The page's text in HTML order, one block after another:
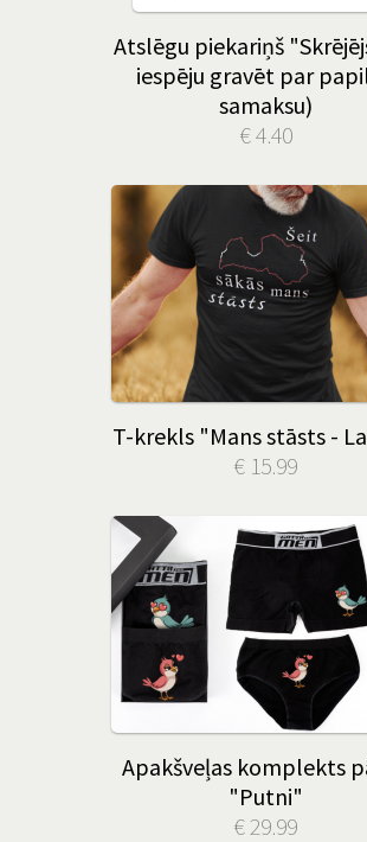
Atslēgu piekariņš
iespēju gravēt par
samaksu)
€ 4.40
T-krekls "Mans stāsts -
€ 15.99
Apakšveļas komplekts
"Putni"
€ 29.99